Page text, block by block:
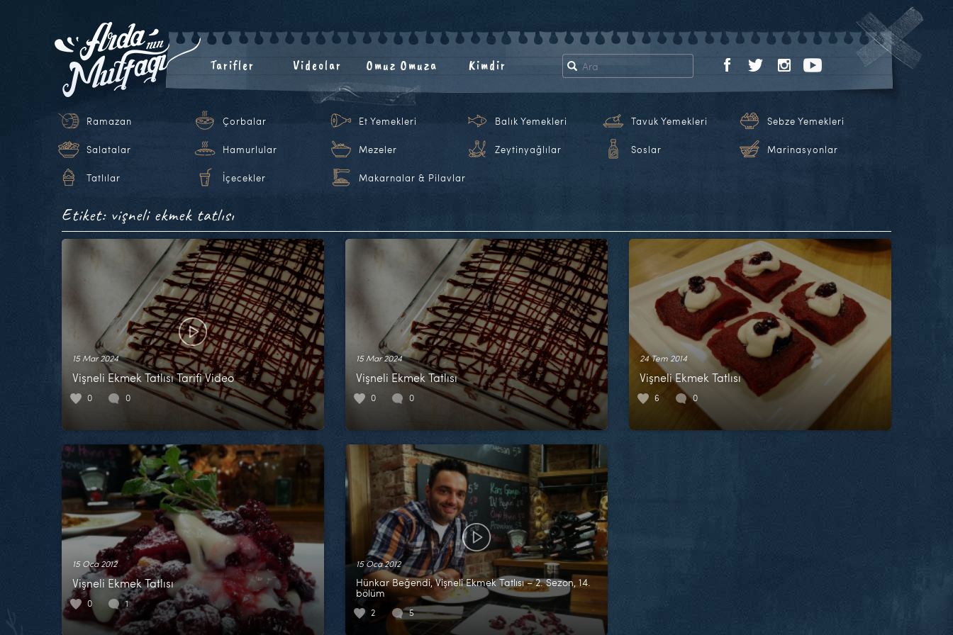
Tarifler Videolar Omuz Omuza Kimdir
Ramazan Çorbalar Et Yemekleri Balık Yemekleri Tavuk Yemekleri Sebze Yemekleri
Salatalar Hamurlular Mezeler Zeytinyağlılar Soslar Marinasyonlar
Tatlılar İçecekler Makarnalar & Pilavlar
Etiket: vişneli ekmek tatlısı
15 Mar 2024
Vişneli Ekmek Tatlısı Tarifi Video
0 0
15 Mar 2024
Vişneli Ekmek Tatlısı
0 0
24 Tem 2014
Vişneli Ekmek Tatlısı
6 0
15 Oca 2012
Vişneli Ekmek Tatlısı
0 1
15 Oca 2012
Hünkar Beğendi, Vişneli Ekmek Tatlısı – 2. Sezon, 14.
bölüm
2 5